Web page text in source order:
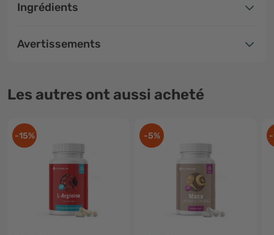
Ingrédients
Avertissements
Les autres ont aussi acheté
-15% -5%